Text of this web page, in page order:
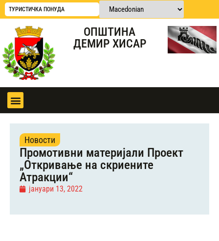
ТУРИСТИЧКА ПОНУДА
ОПШТИНА
ДЕМИР ХИСАР
Новости
Промотивни материјали Проект
„Откривање на скриените
Атракции“
јануари 13, 2022